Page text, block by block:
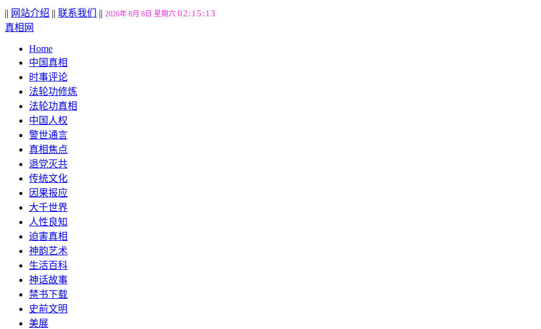
|| 网站介绍 || 联系我们 || 2026年 8月 8日 星期六 02:15:14
真相网
Home
中国真相
时事评论
法轮功修炼
法轮功真相
中国人权
警世通言
真相焦点
退党灭共
传统文化
因果报应
大千世界
人性良知
迫害真相
神韵艺术
生活百科
神话故事
禁书下载
史前文明
美展